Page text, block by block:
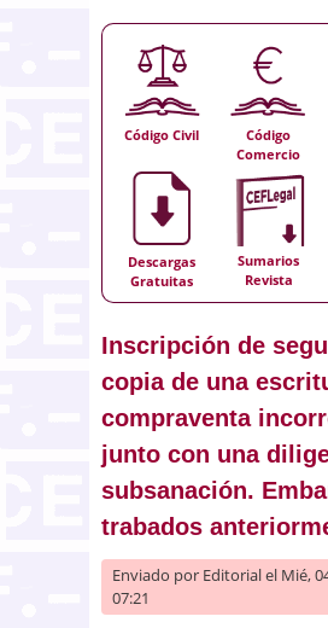
Código Civil
Código
Comercio
Descargas
Gratuitas
Sumarios
Revista
Inscripción de
copia de una
compraventa
junto con una
subsanación.
trabados
Enviado por Editorialel Mié,
07:21